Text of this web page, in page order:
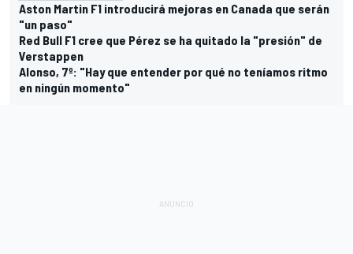
Aston Martin F1 introducirá mejoras en Canada que serán
"un paso"
Red Bull F1 cree que Pérez se ha quitado la "presión" de
Verstappen
Alonso, 7º: "Hay que entender por qué no teníamos ritmo
en ningún momento"